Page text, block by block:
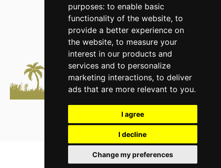
purposes: to enable basic
functionality of the website, to
provide a better experience on
the website, to measure your
interest in our products and
services and to personalize
marketing interactions, to deliver
ads that are more relevant to you.
I agree
I decline
Change my preferences